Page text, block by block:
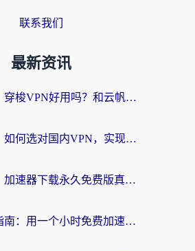
联系我们
最新资讯
海外党必看：穿梭VPN好用吗？和云帆VPN对比哪个回国效果更好？附真实测评+避坑指南
海外党必看：如何选对国内VPN，实现无缝访问国内资源？
海外党必看：加速器下载永久免费版真的存在吗？教你无缝访问国内资源的正确姿势
海外党自救指南：用一个小时免费加速器，轻松打破国内资源访问壁垒？